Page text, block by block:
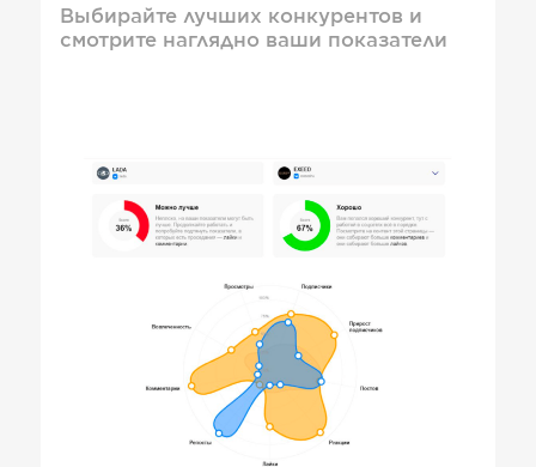
Выбирайте лучших конкурентов и
смотрите наглядно ваши показатели